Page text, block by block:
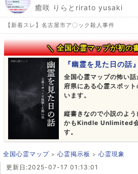
癒咲 りらとrirato yusaki
【新着スレ】名古屋市ア〇ック殺人事件
＼ 全国心霊マップが初の
『幽霊を見た日の話』
全国心霊マップの怖い
府県にある心霊スポッ
います。
縦書きなので小説のよ
かもKindle Unlimited
す。
全国心霊マップ 心霊掲示板
心霊現象
更新日:2025-07-17 01:13:01